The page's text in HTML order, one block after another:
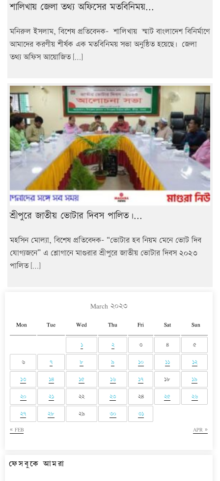
শালিখায় জেলা তথ্য অফিসের মতবিনিময়...
মনিরুল ইসলাম, বিশেষ প্রতিবেদক- শালিখায় স্মাট বাংলাদেশ বিনির্মাণে
আমাদের করণীয় শীর্ষক এক মতবিনিময় সভা অনুষ্ঠিত হয়েছে৷ জেলা
তথ্য অফিস আয়োজিত […]
শ্রীপুরে জাতীয় ভোটার দিবস পালিত।...
মহসিন মোল্যা, বিশেষ প্রতিবেদক- “ভোটার হব নিয়ম মেনে ভোট দিব
যোগ্যজনে” এ শ্লোগানে মাগুরার শ্রীপুরে জাতীয় ভোটার দিবস ২০২৩
পালিত […]
March ২০২৩
Mon Tue Wed Thu Fri Sat Sun
« FEB APR »
১ ২ ৩ ৪ ৫
৬ ৭ ৮ ৯ ১০ ১১ ১২
১৩ ১৪ ১৫ ১৬ ১৭ ১৮ ১৯
২০ ২১ ২২ ২৩ ২৪ ২৫ ২৬
২৭ ২৮ ২৯ ৩০ ৩১
ফেসবুকে আমরা